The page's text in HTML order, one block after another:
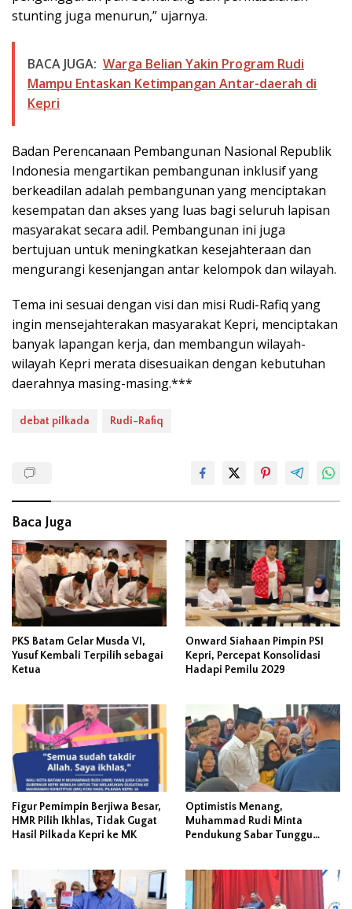
stunting juga menurun,” ujarnya.
BACA JUGA: Warga Belian Yakin Program Rudi
Mampu Entaskan Ketimpangan Antar-daerah di
Kepri
Badan Perencanaan Pembangunan Nasional Republik
Indonesia mengartikan pembangunan inklusif yang
berkeadilan adalah pembangunan yang menciptakan
kesempatan dan akses yang luas bagi seluruh lapisan
masyarakat secara adil. Pembangunan ini juga
bertujuan untuk meningkatkan kesejahteraan dan
mengurangi kesenjangan antar kelompok dan wilayah.
Tema ini sesuai dengan visi dan misi Rudi-Rafiq yang
ingin mensejahterakan masyarakat Kepri, menciptakan
banyak lapangan kerja, dan membangun wilayah-
wilayah Kepri merata disesuaikan dengan kebutuhan
daerahnya masing-masing.***
debat pilkada Rudi-Rafiq
Baca Juga
PKS Batam Gelar Musda VI,
Yusuf Kembali Terpilih sebagai
Ketua
Onward Siahaan Pimpin PSI
Kepri, Percepat Konsolidasi
Hadapi Pemilu 2029
Figur Pemimpin Berjiwa Besar,
HMR Pilih Ikhlas, Tidak Gugat
Hasil Pilkada Kepri ke MK
Optimistis Menang,
Muhammad Rudi Minta
Pendukung Sabar Tunggu